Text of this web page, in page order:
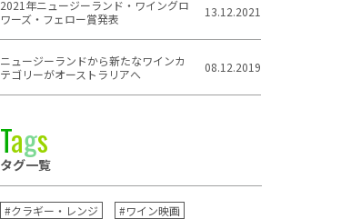
2021年ニュージーランド・ワイングロ
ワーズ・フェロー賞発表
13.12.2021
ニュージーランドから新たなワインカ
テゴリーがオーストラリアへ
08.12.2019
Tags
タグ一覧
#クラギー・レンジ
#ワイン映画